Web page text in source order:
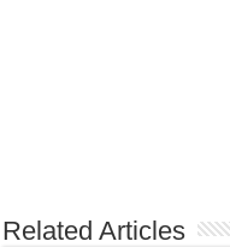
Related Articles